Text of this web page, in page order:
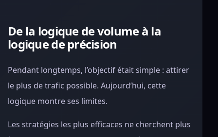
De la logique de volume à la
logique de précision
Pendant longtemps, l’objectif était simple : attirer
le plus de trafic possible. Aujourd’hui, cette
logique montre ses limites.
Les stratégies les plus efficaces ne cherchent plus